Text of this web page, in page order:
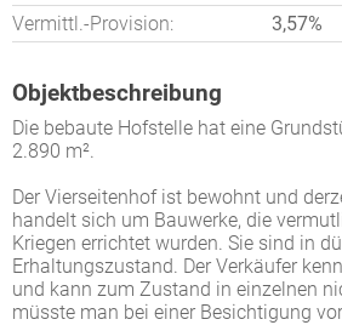
Vermittl.-Provision:
3,57%
Objektbeschreibung
Die bebaute Hofstelle hat eine
2.890 m².
Der Vierseitenhof ist bewohnt und
handelt sich um Bauwerke, die
Kriegen errichtet wurden. Sie sind in
Erhaltungszustand. Der Verkäufer
und kann zum Zustand in einzelnen
müsste man bei einer Besichtigung